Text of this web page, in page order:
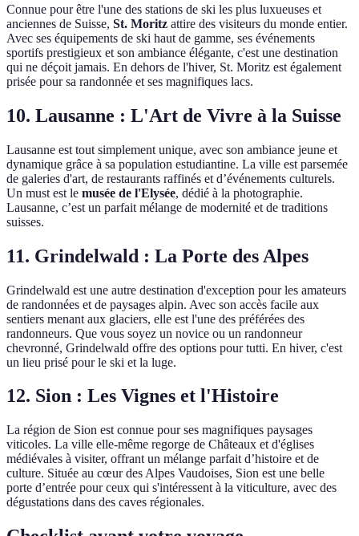
Connue pour être l'une des stations de ski les plus luxueuses et
anciennes de Suisse, St. Moritz attire des visiteurs du monde entier.
Avec ses équipements de ski haut de gamme, ses événements
sportifs prestigieux et son ambiance élégante, c'est une destination
qui ne déçoit jamais. En dehors de l'hiver, St. Moritz est également
prisée pour sa randonnée et ses magnifiques lacs.
10. Lausanne : L'Art de Vivre à la Suisse
Lausanne est tout simplement unique, avec son ambiance jeune et
dynamique grâce à sa population estudiantine. La ville est parsemée
de galeries d'art, de restaurants raffinés et d’événements culturels.
Un must est le musée de l'Elysée, dédié à la photographie.
Lausanne, c’est un parfait mélange de modernité et de traditions
suisses.
11. Grindelwald : La Porte des Alpes
Grindelwald est une autre destination d'exception pour les amateurs
de randonnées et de paysages alpin. Avec son accès facile aux
sentiers menant aux glaciers, elle est l'une des préférées des
randonneurs. Que vous soyez un novice ou un randonneur
chevronné, Grindelwald offre des options pour tutti. En hiver, c'est
un lieu prisé pour le ski et la luge.
12. Sion : Les Vignes et l'Histoire
La région de Sion est connue pour ses magnifiques paysages
viticoles. La ville elle-même regorge de Châteaux et d'églises
médiévales à visiter, offrant un mélange parfait d’histoire et de
culture. Située au cœur des Alpes Vaudoises, Sion est une belle
porte d’entrée pour ceux qui s'intéressent à la viticulture, avec des
dégustations dans des caves régionales.